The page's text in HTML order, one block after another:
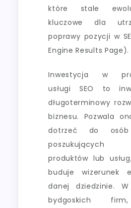
które stale
kluczowe dla
poprawy pozycji w
Engine Results Page).
Inwestycja w
usługi SEO to
długoterminowy
biznesu. Pozwala
dotrzeć do osób
produktów lub
buduje wizerunek
danej dziedzinie. W
bydgoskich